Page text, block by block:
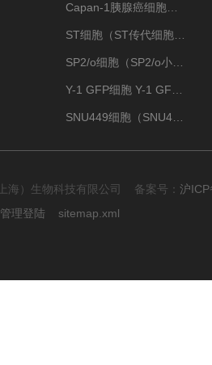
海）生物科技有限公司 备案号： 沪
管理登陆 sitemap.xml